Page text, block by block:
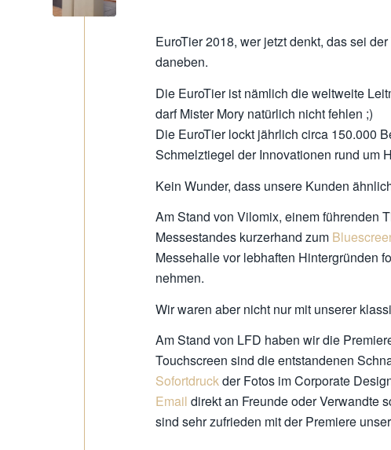
EuroTier 2018, wer jetzt denkt, das sei
daneben.
Die EuroTier ist nämlich die weltweite
darf Mister Mory natürlich nicht fehlen ;)
Die EuroTier lockt jährlich circa 150.000
Schmelztiegel der Innovationen rund um
Kein Wunder, dass unsere Kunden
Am Stand von Vilomix, einem führenden
Messestandes kurzerhand zum
Messehalle vor lebhaften Hintergründen
nehmen.
Wir waren aber nicht nur mit unserer
Am Stand von LFD haben wir die
Touchscreen sind die entstandenen
Sofortdruckder Fotos im Corporate
Email direkt an Freunde oder Verwandte
sind sehr zufrieden mit der Premiere